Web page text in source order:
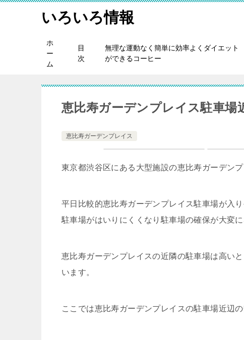
いろいろ情報
ホ
ー
ム
目
次
無理な運動なく簡単に効率よくダイエット
ができるコーヒー
恵比寿ガーデンプレイス駐車場
恵比寿ガーデンプレイス
東京都渋谷区にある大型施設の恵比寿ガーデンプ
平日比較的恵比寿ガーデンプレイス駐車場が入
駐車場がはいりにくくなり駐車場の確保が大変に
恵比寿ガーデンプレイスの近隣の駐車場は高い
います。
ここでは恵比寿ガーデンプレイスの駐車場近辺